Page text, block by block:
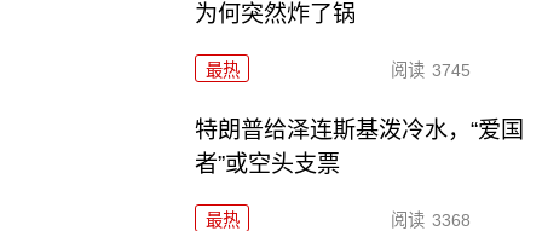
为何突然炸了锅
最热 阅读 3745
特朗普给泽连斯基泼冷水，“爱国
者”或空头支票
最热 阅读 3368